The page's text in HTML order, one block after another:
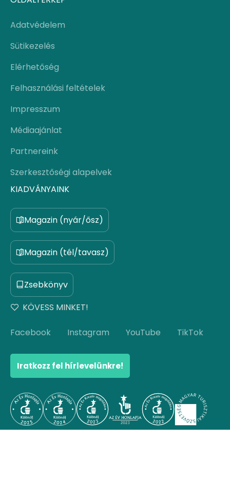
Adatvédelem
Sütikezelés
Elérhetőség
Felhasználási feltételek
Impresszum
Médiaajánlat
Partnereink
Szerkesztőségi alapelvek
KIADVÁNYAINK
Magazin (nyár/ősz)
Magazin (tél/tavasz)
Zsebkönyv
KÖVESS MINKET!
Facebook Instagram YouTube TikTok
Iratkozz fel hírlevelünkre!